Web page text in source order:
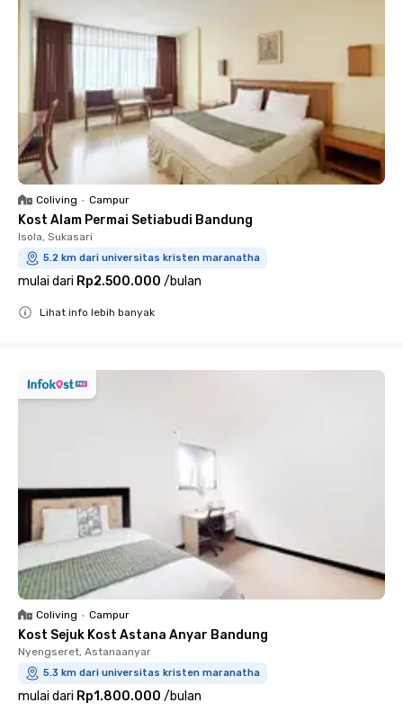
Coliving • Campur
Kost Alam Permai Setiabudi Bandung
Isola, Sukasari
5.2 km dari universitas kristen maranatha
mulai dari Rp2.500.000 /bulan
Lihat info lebih banyak
Coliving • Campur
Kost Sejuk Kost Astana Anyar Bandung
Nyengseret, Astanaanyar
5.3 km dari universitas kristen maranatha
mulai dari Rp1.800.000 /bulan